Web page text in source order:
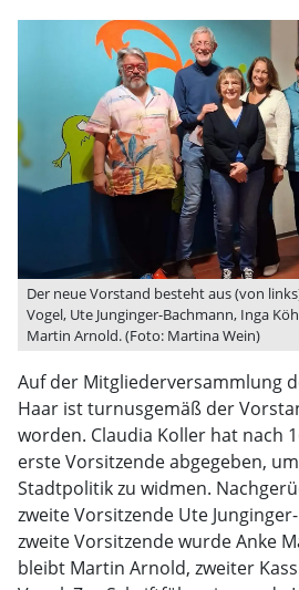
Der neue Vorstand besteht aus (von
Vogel, Ute Junginger-Bachmann, Inga
Martin Arnold. (Foto: Martina Wein)
Auf der Mitgliederversammlung
Haar ist turnusgemäß der
worden. Claudia Koller hat nach
erste Vorsitzende abgegeben,
Stadtpolitik zu widmen.
zweite Vorsitzende Ute
zweite Vorsitzende wurde Anke
bleibt Martin Arnold, zweiter